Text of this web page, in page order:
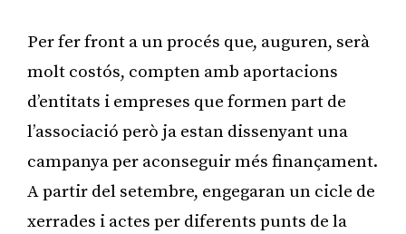
Per fer front a un procés que, auguren, serà
molt costós, compten amb aportacions
d’entitats i empreses que formen part de
l’associació però ja estan dissenyant una
campanya per aconseguir més finançament.
A partir del setembre, engegaran un cicle de
xerrades i actes per diferents punts de la